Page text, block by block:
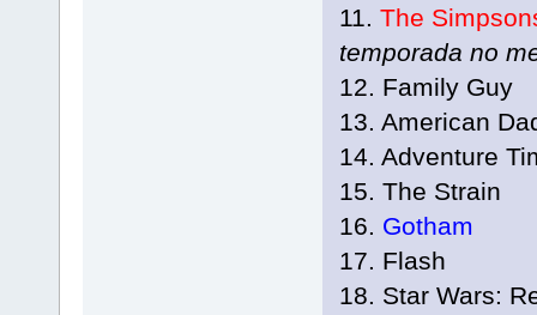
11. The
temporada no
12. Family Guy
13. American
14. Adventure
15. The Strain
16. Gotham
17. Flash
18. Star Wars: